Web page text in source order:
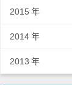
2015 年
2014年
2013 年